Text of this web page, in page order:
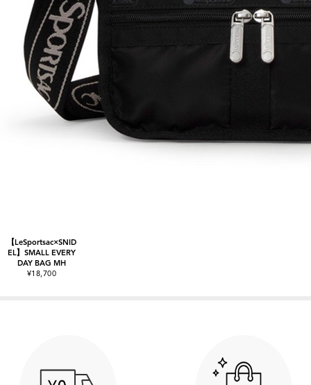
【LeSportsac×SNID
EL】SMALL EVERY
DAY BAG MH
¥18,700